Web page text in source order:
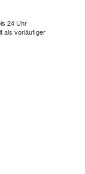
24 Uhr
als vorläufiger